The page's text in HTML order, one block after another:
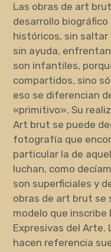
Las obras de art
desarrollo
históricos, sin saltar
sin ayuda,
son infantiles,
compartidos, sino
eso se diferencian
«primitivo». Su
Art brut se puede
fotografía que
particular la de
luchan, como
son superficiales y
obras de art brut se
modelo que
Expresivas del Arte.
hacen referencia